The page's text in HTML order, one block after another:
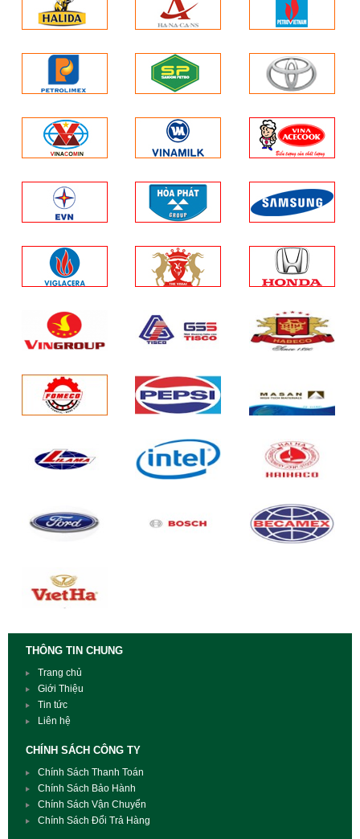
THÔNG TIN CHUNG
Trang chủ
Giới Thiệu
Tin tức
Liên hệ
CHÍNH SÁCH CÔNG TY
Chính Sách Thanh Toán
Chính Sách Bảo Hành
Chính Sách Vận Chuyển
Chính Sách Đổi Trả Hàng